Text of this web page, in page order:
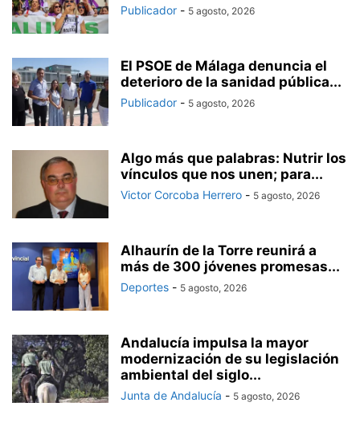
Publicador - 5 agosto, 2026
El PSOE de Málaga denuncia el
deterioro de la sanidad pública...
Publicador - 5 agosto, 2026
Algo más que palabras: Nutrir los
vínculos que nos unen; para...
Victor Corcoba Herrero - 5 agosto, 2026
Alhaurín de la Torre reunirá a
más de 300 jóvenes promesas...
Deportes - 5 agosto, 2026
Andalucía impulsa la mayor
modernización de su legislación
ambiental del siglo...
Junta de Andalucía - 5 agosto, 2026